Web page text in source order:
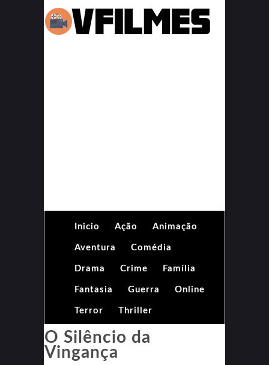
Inicio Ação Animação
Aventura Comédia
Drama Crime Família
Fantasia Guerra Online
Terror Thriller
O Silêncio da
Vingança